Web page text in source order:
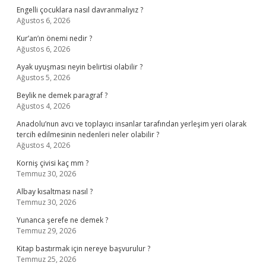
Engelli çocuklara nasıl davranmalıyız ?
Ağustos 6, 2026
Kur’an’ın önemi nedir ?
Ağustos 6, 2026
Ayak uyuşması neyin belirtisi olabilir ?
Ağustos 5, 2026
Beylik ne demek paragraf ?
Ağustos 4, 2026
Anadolu’nun avcı ve toplayıcı insanlar tarafından yerleşim yeri olarak
tercih edilmesinin nedenleri neler olabilir ?
Ağustos 4, 2026
Korniş çivisi kaç mm ?
Temmuz 30, 2026
Albay kısaltması nasıl ?
Temmuz 30, 2026
Yunanca şerefe ne demek ?
Temmuz 29, 2026
Kitap bastırmak için nereye başvurulur ?
Temmuz 25, 2026